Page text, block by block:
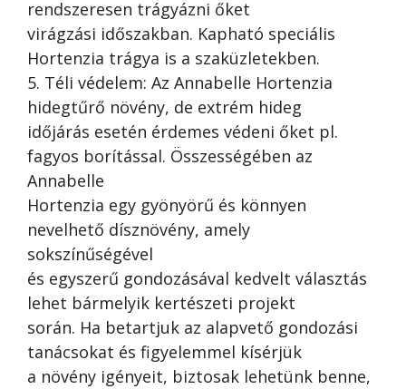
rendszeresen trágyázni őket
virágzási időszakban. Kapható speciális
Hortenzia trágya is a szaküzletekben.
5. Téli védelem: Az Annabelle Hortenzia
hidegtűrő növény, de extrém hideg
időjárás esetén érdemes védeni őket pl.
fagyos borítással. Összességében az
Annabelle
Hortenzia egy gyönyörű és könnyen
nevelhető dísznövény, amely
sokszínűségével
és egyszerű gondozásával kedvelt választás
lehet bármelyik kertészeti projekt
során. Ha betartjuk az alapvető gondozási
tanácsokat és figyelemmel kísérjük
a növény igényeit, biztosak lehetünk benne,